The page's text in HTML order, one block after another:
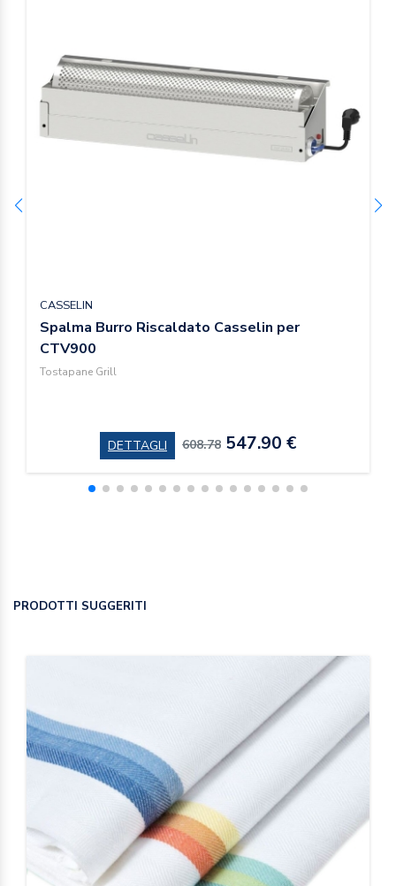
CASSELIN
Spalma Burro Riscaldato Casselin per
CTV900
Tostapane Grill
DETTAGLI 608.78 547.90 €
PRODOTTI SUGGERITI